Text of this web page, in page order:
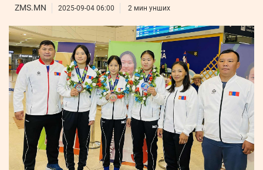
Бүртгүүлэх
Нэвтрэх
Бизнес
forum
ФОТО
УРЛАГ
ТӨВ
ZUUNII
MEDEE
WEEKLY
ZMS.MN 2025-09-04 06:00 2 мин унших